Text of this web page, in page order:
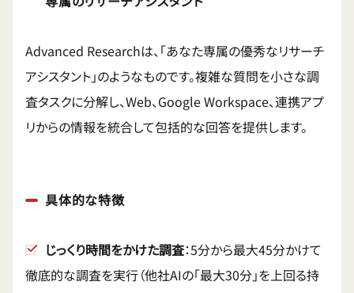
Advanced Researchは、「あなた専属の優秀なリサーチ
アシスタント」のようなものです。複雑な質問を小さな調
査タスクに分解し、Web、Google Workspace、連携アプ
リからの情報を統合して包括的な回答を提供します。
具体的な特徴
じっくり時間をかけた調査：5分から最大45分かけて
徹底的な調査を実行（他社AIの「最大30分」を上回る持